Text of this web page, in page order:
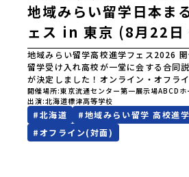
トいたします。今回のフィールドは「
ちょう）」北海道の東に位置する標津
人口 約4,600人の町。東の水平線の奥
の国後島（くなしりとう）、西には世
る秘境・知床半島（しれとこはんとう
い野鳥の宝庫である野付半島（のつけ
ことができ、ミルクの里の牧草地が広
う）もさかんで、海と緑と川の自然と
す！標津町はさらに「鮭（さけ）の聖
戸時代には将軍家にも贈られたほどで
に登録されています。一万年前から続
業とともに人々の豊かな暮らしがあり
地域みらい留学日本ま
ェス in 東京 (8月22日
地域みらい留学高校進学フェス2026
留学受け入れ高校が一堂に会する合同
が決定しました！オンライン・オフラ
いたしますので、奮ってご参加くださ
ますことを楽しみにしております。ペ
ボタンより事前予約をお願いいたしま
校進学フェス in 東京 (8月22日・23日
(土)11:00-17:00 8月23日(日
開催場所 東京流通センター第一展示場ABCDホ
出演 北海道標津高等学校
#北海道 #地域みらい留学 高校進
#オフライン(対面)